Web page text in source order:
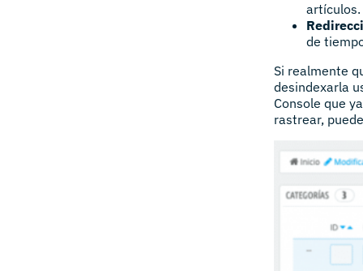
artículos.
de
Si realmente
desindexarla
Console que
rastrear,